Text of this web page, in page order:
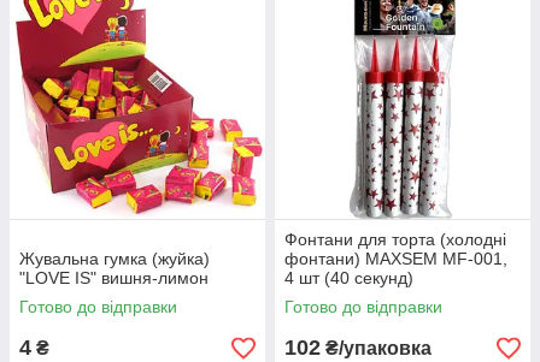
Жувальна гумка (жуйка)
"LOVE IS" вишня-лимон
Готово до відправки
4 ₴
Фонтани для торта (холодні
фонтани) MAXSEM MF-001,
4 шт (40 секунд)
Готово до відправки
102 ₴/упаковка